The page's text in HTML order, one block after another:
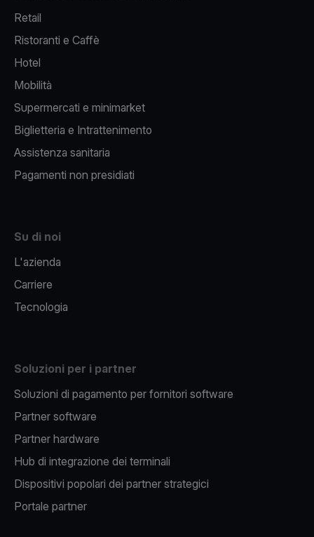
Retail
Ristoranti e Caffè
Hotel
Mobilità
Supermercati e minimarket
Biglietteria e Intrattenimento
Assistenza sanitaria
Pagamenti non presidiati
Su di noi
L'azienda
Carriere
Tecnologia
Soluzioni per i partner
Soluzioni di pagamento per fornitori software
Partner software
Partner hardware
Hub di integrazione dei terminali
Dispositivi popolari dei partner strategici
Portale partner